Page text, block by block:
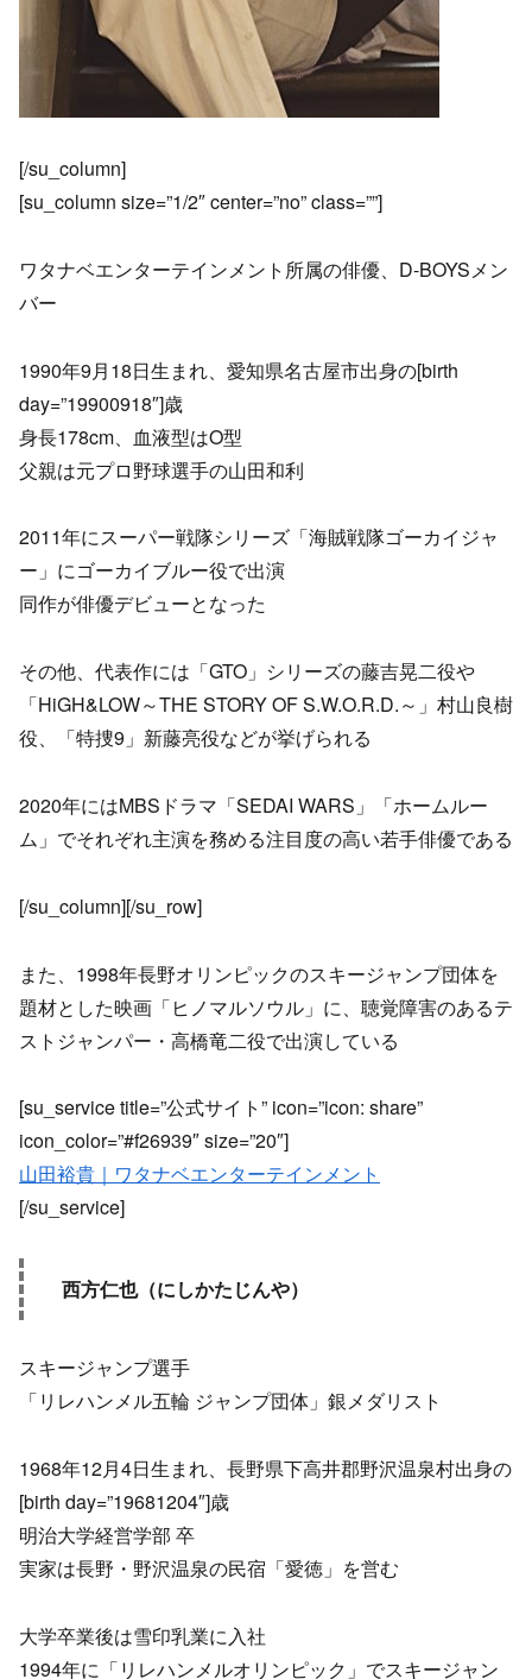
[/su_column]
[su_column size=”1/2″ center=”no” class=””]
ワタナベエンターテインメント所属の俳優、D-BOYSメン
バー
1990年9月18日生まれ、愛知県名古屋市出身の[birth
day=”19900918″]歳
身長178cm、血液型はO型
父親は元プロ野球選手の山田和利
2011年にスーパー戦隊シリーズ「海賊戦隊ゴーカイジャ
ー」にゴーカイブルー役で出演
同作が俳優デビューとなった
その他、代表作には「GTO」シリーズの藤吉晃二役や
「HiGH&LOW～THE STORY OF S.W.O.R.D.～」村山良樹
役、「特捜9」新藤亮役などが挙げられる
2020年にはMBSドラマ「SEDAI WARS」「ホームルー
ム」でそれぞれ主演を務める注目度の高い若手俳優である
[/su_column][/su_row]
また、1998年長野オリンピックのスキージャンプ団体を
題材とした映画「ヒノマルソウル」に、聴覚障害のあるテ
ストジャンパー・高橋竜二役で出演している
[su_service title=”公式サイト” icon=”icon: share”
icon_color=”#f26939″ size=”20″]
山田裕貴｜ワタナベエンターテインメント
[/su_service]
西方仁也（にしかたじんや）
スキージャンプ選手
「リレハンメル五輪 ジャンプ団体」銀メダリスト
1968年12月4日生まれ、長野県下高井郡野沢温泉村出身の
[birth day=”19681204″]歳
明治大学経営学部 卒
実家は長野・野沢温泉の民宿「愛徳」を営む
大学卒業後は雪印乳業に入社
1994年に「リレハンメルオリンピック」でスキージャン